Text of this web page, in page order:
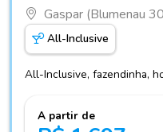
Gaspar (Blumenau
All-Inclusive
All-Inclusive, fazendinha,
A partir de